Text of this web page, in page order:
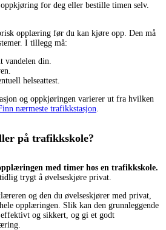
for deg eller bestille timen selv.
opplæring før du kan kjøre opp. Den må
I tillegg må:
vandelen din.
helseattest.
og oppkjøringen varierer ut fra hvilken
nærmeste trafikkstasjon
på trafikkskole?
med timer hos en trafikkskole.
trygt å øvelseskjøre privat.
og den du øvelseskjører med privat,
opplæringen. Slik kan den grunnleggende
og sikkert, og gi et godt